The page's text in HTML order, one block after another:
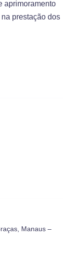
aprimoramento
prestação dos
Manaus –